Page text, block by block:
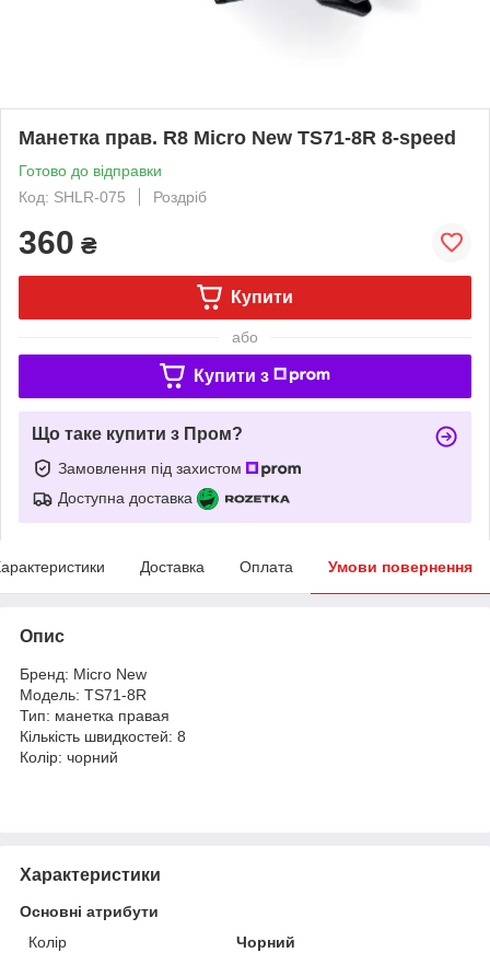
Манетка прав. R8 Micro New TS71-8R 8-speed
Готово до відправки
Код: SHLR-075
Роздріб
360 ₴
Купити
або
Купити з
Що таке купити з Пром?
Замовлення під захистом
Доступна доставка
Доставка Оплата Умови повернення
Опис
Бренд: Micro New
Модель: TS71-8R
Тип: манетка правая
Кількість швидкостей: 8
Колір: чорний
Характеристики
Основні атрибути
Колір
Чорний